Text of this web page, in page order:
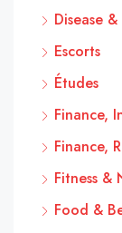
Disease
Escorts
Études
Finance,
Finance,
Fitness &
Food &